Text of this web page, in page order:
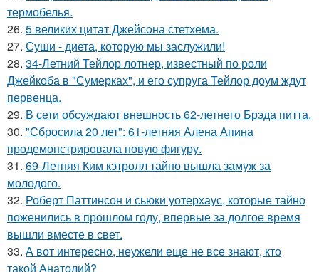
термобелья.
26. 5 великих цитат Джейсoна стетхема.
27. Суши - диета, которую мы заслужили!
28. 34-Летний Тейлор лотнер, известный по роли
Джейкоба в "Сумерках", и его супруга Тейлор доум ждут
первенца.
29. В сети обсуждают внешность 62-летнего Брэда питта.
30. "Сбросила 20 лет": 61-летняя Алена Апина
продемонстрировала новую фигуру.
31. 69-Летняя Ким кэтролл тайно вышла замуж за
молодого.
32. Роберт Паттинсон и сьюки уотерхаус, которые тайно
поженились в прошлом году, впервые за долгое время
вышли вместе в свет.
33. А вот интересно, неужели еще не все знают, кто
такой Анатолий?